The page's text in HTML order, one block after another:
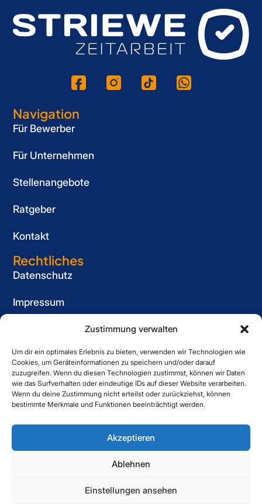
Zustimmung verwalten
Um dir ein optimales Erlebnis zu bieten, verwenden wir Technologien wie
Cookies, um Geräteinformationen zu speichern und/oder darauf
zuzugreifen. Wenn du diesen Technologien zustimmst, können wir Daten
wie das Surfverhalten oder eindeutige IDs auf dieser Website verarbeiten.
Wenn du deine Zustimmung nicht erteilst oder zurückziehst, können
bestimmte Merkmale und Funktionen beeinträchtigt werden.
Akzeptieren
Ablehnen
Einstellungen ansehen
Navigation
Für Bewerber
Für Unternehmen
Stellenangebote
Ratgeber
Kontakt
Rechtliches
Datenschutz
Impressum
Cookie-Richtlinie (EU)
Informationspflicht
für Bewerber
Kontakt
Striewe Zeitarbeit GmbH
05021 6080060